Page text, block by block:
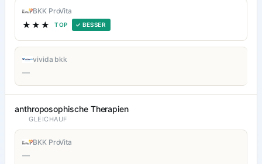
BKK ProVita
★★★ TOP ✓ BESSER
vivida bkk
—
anthroposophische Therapien
GLEICHAUF
BKK ProVita
—